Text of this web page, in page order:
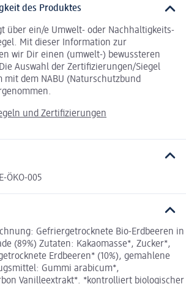
des Produktes
über ein/e Umwelt- oder Nachhaltigkeits-
Mit dieser Information zur
wir Dir einen (umwelt-) bewussteren
Auswahl der Zertifizierungen/Siegel
mit dem NABU (Naturschutzbund
und Zertifizierungen
ÖKO-005
Gefriergetrocknete Bio-Erdbeeren in
(89%) Zutaten: Kakaomasse*, Zucker*,
Erdbeeren* (10%), gemahlene
Gummi arabicum*,
Vanilleextrakt*. *kontrolliert biologischer